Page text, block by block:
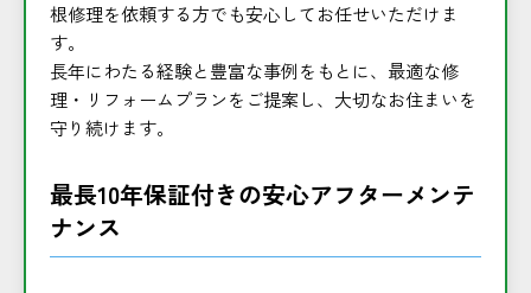
根修理を依頼する方でも安心してお任せいただけま
す。
長年にわたる経験と豊富な事例をもとに、最適な修
理・リフォームプランをご提案し、大切なお住まいを
守り続けます。
最長10年保証付きの安心アフターメンテ
ナンス